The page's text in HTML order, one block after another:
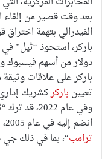
بعد وقت قصير من
الفيدرالي بتهمة
دولار من أسهم
باركر على علاقات
تعيين باركر
وفي عام
انضم إليه في عام 2005، للتركيز على دعم “
ترامب“، بما في ذلك